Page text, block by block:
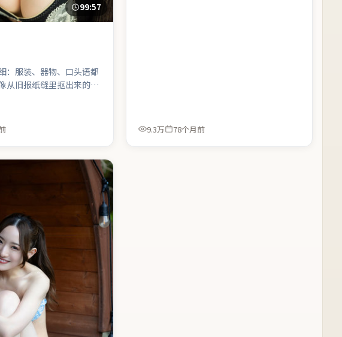
99:57
：服装、器物、口头语都
从旧报纸缝里抠出来的社
9.3万 78个月前